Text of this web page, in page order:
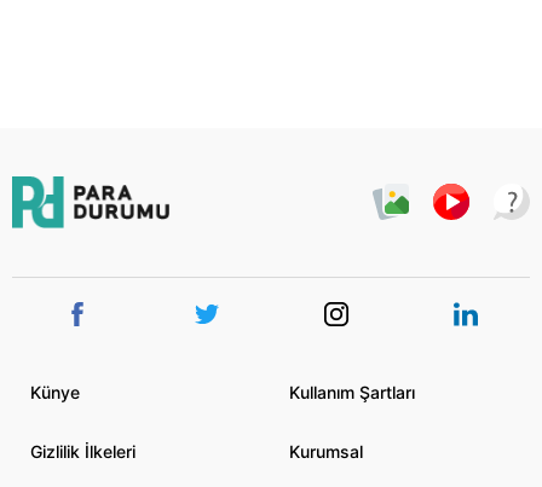
Künye Kullanım Şartları
Gizlilik İlkeleri Kurumsal